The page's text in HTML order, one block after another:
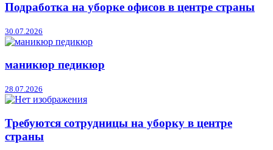
Подработка на уборке офисов в центре страны
30.07.2026
маникюр педикюр
28.07.2026
Требуются сотрудницы на уборку в центре
страны